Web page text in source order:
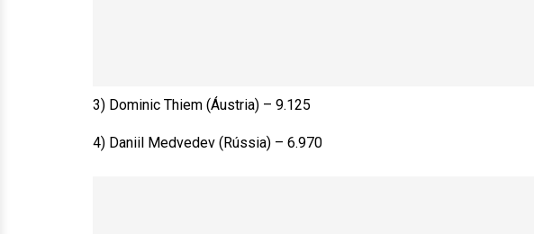
3) Dominic Thiem (Áustria) – 9.125
4) Daniil Medvedev (Rússia) – 6.970